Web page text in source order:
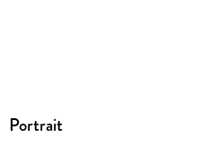
Portrait